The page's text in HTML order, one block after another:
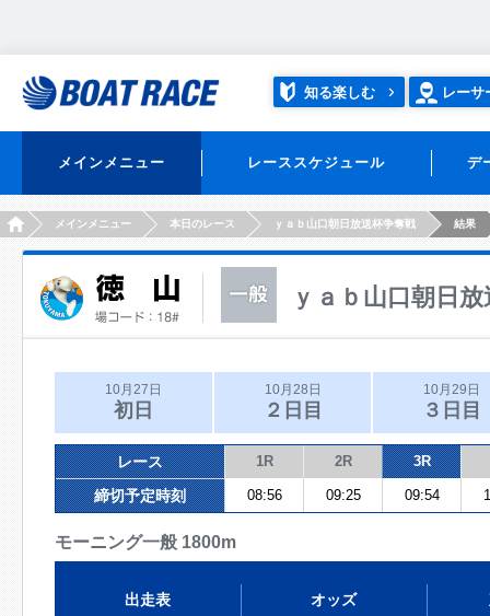
知る楽しむ レーサ
メインメニュー レーススケジュール デ
HOMEメインメニュー 本日のレース ｙａｂ山口朝日放送杯争奪戦 結果
ｙａｂ山口朝日
10月27日
初日
10月28日
２日目
10月29日
３日目
レース 1R 2R 3R
締切予定時刻 08:56 09:25 09:54
モーニング一般 1800m
出走表 オッズ